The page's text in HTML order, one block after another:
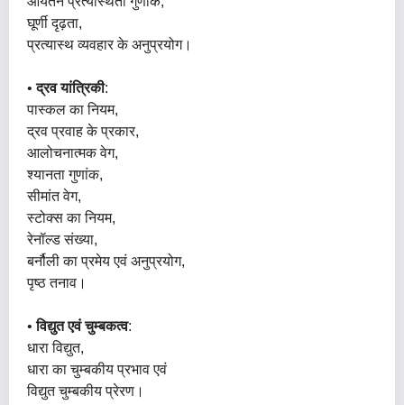
घूर्णी दृढ़ता,
प्रत्यास्थ व्यवहार के अनुप्रयोग।
•द्रव यांत्रिकी:
पास्कल का नियम,
द्रव प्रवाह के प्रकार,
आलोचनात्मक वेग,
श्यानता गुणांक,
सीमांत वेग,
स्टोक्स का नियम,
रेनॉल्ड संख्या,
बर्नौली का प्रमेय एवं अनुप्रयोग,
पृष्ठ तनाव।
•विद्युत एवं चुम्बकत्व:
धारा विद्युत,
धारा का चुम्बकीय प्रभाव एवं
विद्युत चुम्बकीय प्रेरण।